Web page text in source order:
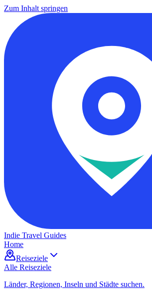
Zum Inhalt springen
Indie Travel Guides
Home
Reiseziele
Alle Reiseziele
Länder, Regionen, Inseln und Städte suchen.